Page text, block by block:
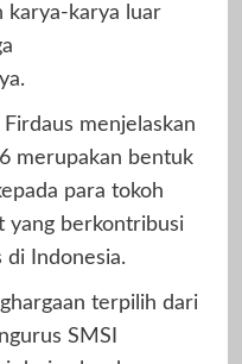
karya-karya luar
menjelaskan
merupakan bentuk
para tokoh
yang berkontribusi
di Indonesia.
terpilih dari
SMSI